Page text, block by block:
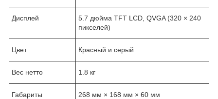
Дисплей
5.7 дюйма TFT LCD, QVGA (320 × 240
пикселей)
Цвет Красный и серый
Вес нетто 1.8 кг
Габариты 268 мм × 168 мм × 60 мм